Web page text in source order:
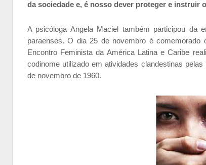
da sociedade e, é nosso dever proteger e instruir
A psicóloga Angela Maciel também participou da
paraenses. O dia 25 de novembro é comemorado
Encontro Feminista da América Latina e Caribe
codinome utilizado em atividades clandestinas
de novembro de 1960.